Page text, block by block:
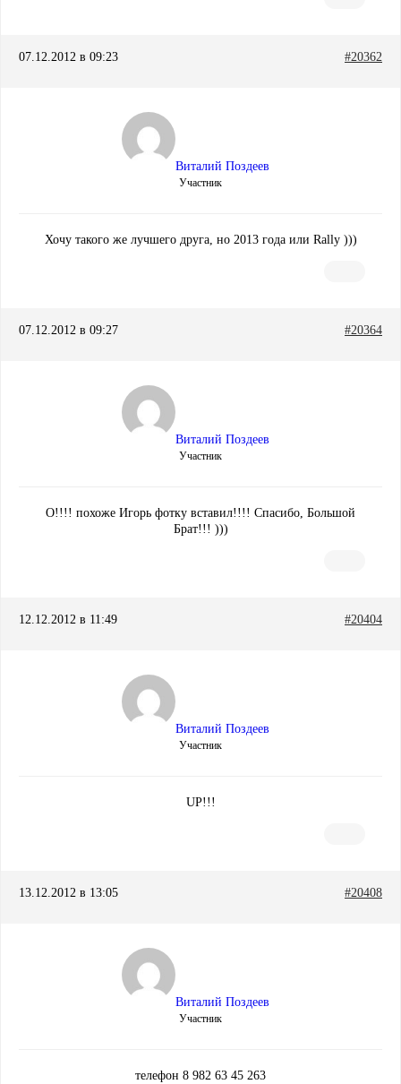
07.12.2012 в 09:23 #20362
Виталий Поздеев
Участник
Хочу такого же лучшего друга, но 2013 года или Rally )))
07.12.2012 в 09:27 #20364
Виталий Поздеев
Участник
О!!!! похоже Игорь фотку вставил!!!! Спасибо, Большой
Брат!!! )))
12.12.2012 в 11:49 #20404
Виталий Поздеев
Участник
UP!!!
13.12.2012 в 13:05 #20408
Виталий Поздеев
Участник
телефон 8 982 63 45 263